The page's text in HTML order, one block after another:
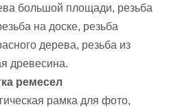
большой площади, резьба
на доске, резьба
дерева, резьба из
древесина.
ремесел
рамка для фото,